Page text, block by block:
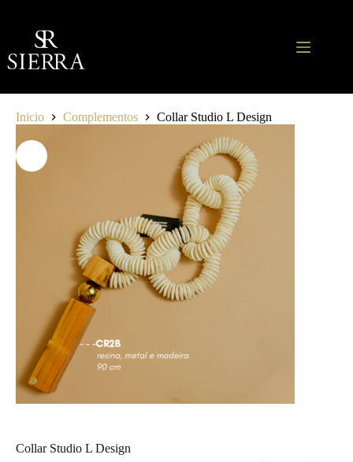
contenido
Inicio Complementos Collar Studio L Design
Collar Studio L Design